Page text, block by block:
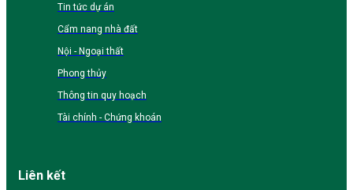
Tin tức dự án
Cẩm nang nhà đất
Nội - Ngoại thất
Phong thủy
Thông tin quy hoạch
Tài chính - Chứng khoán
Liên kết